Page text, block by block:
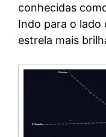
conhecidas
Indo para o lado
estrela mais